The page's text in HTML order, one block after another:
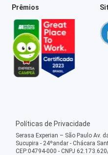
Prêmios
Políticas de Privacidade
Serasa Experian – São Paulo Av.
Sucupira - 24ºandar - Chácara
CEP:04794-000 - CNPJ